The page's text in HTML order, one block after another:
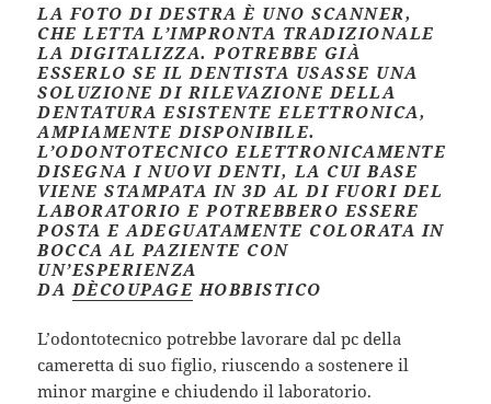
LA FOTO DI DESTRA È UNO SCANNER,
CHE LETTA L’IMPRONTA TRADIZIONALE
LA DIGITALIZZA. POTREBBE GIÀ
ESSERLO SE IL DENTISTA USASSE UNA
SOLUZIONE DI RILEVAZIONE DELLA
DENTATURA ESISTENTE ELETTRONICA,
AMPIAMENTE DISPONIBILE.
L’ODONTOTECNICO ELETTRONICAMENTE
DISEGNA I NUOVI DENTI, LA CUI BASE
VIENE STAMPATA IN 3D AL DI FUORI DEL
LABORATORIO E POTREBBERO ESSERE
POSTA E ADEGUATAMENTE COLORATA IN
BOCCA AL PAZIENTE CON
UN’ESPERIENZA
DA DÈCOUPAGE HOBBISTICO
L’odontotecnico potrebbe lavorare dal pc della
cameretta di suo figlio, riuscendo a sostenere il
minor margine e chiudendo il laboratorio.